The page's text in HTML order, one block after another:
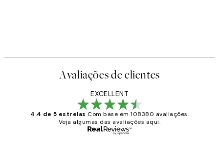
Avaliações de clientes
EXCELLENT
4.4 de 5 estrelas Com base em 108380 avaliações.
Veja algumas das avaliações aqui.